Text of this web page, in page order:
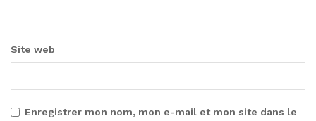
Site web
Enregistrer mon nom, mon e-mail et mon site dans le